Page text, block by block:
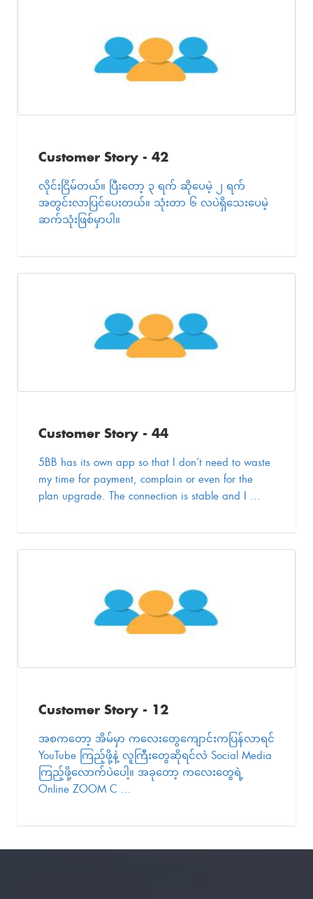
Customer Story - 42
လိုင်းငြိမ်တယ်။ ပြီးတော့ ၃ ရက် ဆိုပေမဲ့ ၂ ရက်
အတွင်းလာပြင်ပေးတယ်။ သုံးတာ ၆ လပဲရှိသေးပေမဲ့
ဆက်သုံးဖြစ်မှာပါ။
Customer Story - 44
5BB has its own app so that I don’t need to waste
my time for payment, complain or even for the
plan upgrade. The connection is stable and I ...
Customer Story - 12
အစကတော့ အိမ်မှာ ကလေးတွေကျောင်းကပြန်လာရင်
YouTube ကြည့်ဖို့နဲ့ လူကြီးတွေဆိုရင်လဲ Social Media
ကြည့်ဖို့လောက်ပဲပေါ့။ အခုတော့ ကလေးတွေရဲ့
Online ZOOM C ...